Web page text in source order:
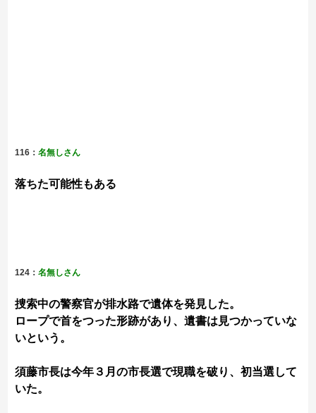
116：名無しさん
落ちた可能性もある
124：名無しさん
捜索中の警察官が排水路で遺体を発見した。
ロープで首をつった形跡があり、遺書は見つかっていな
いという。
須藤市長は今年３月の市長選で現職を破り、初当選して
いた。